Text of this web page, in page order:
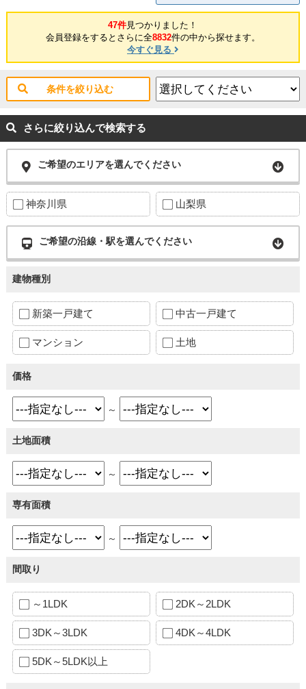
47件見つかりました！
会員登録をするとさらに全8832件の中から探せます。
今すぐ見る
条件を絞り込む
さらに絞り込んで検索する
ご希望のエリアを選んでください
神奈川県 山梨県
ご希望の沿線・駅を選んでください
建物種別
新築一戸建て 中古一戸建て
マンション 土地
価格
～
土地面積
～
専有面積
～
間取り
～1LDK 2DK～2LDK
3DK～3LDK 4DK～4LDK
5DK～5LDK以上